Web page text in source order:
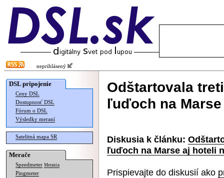
neprihlásený
DSL pripojenie
Ceny DSL
Dostupnosť DSL
Fórum o DSL
Výsledky meraní
Satelitná mapa SR
Merače
Speedmeter Merania
Pingmeter
Odštartovala
ľuďoch na
Diskusia k článku:
ľuďoch na Marse aj hoteli
Prispievajte do diskusií ako